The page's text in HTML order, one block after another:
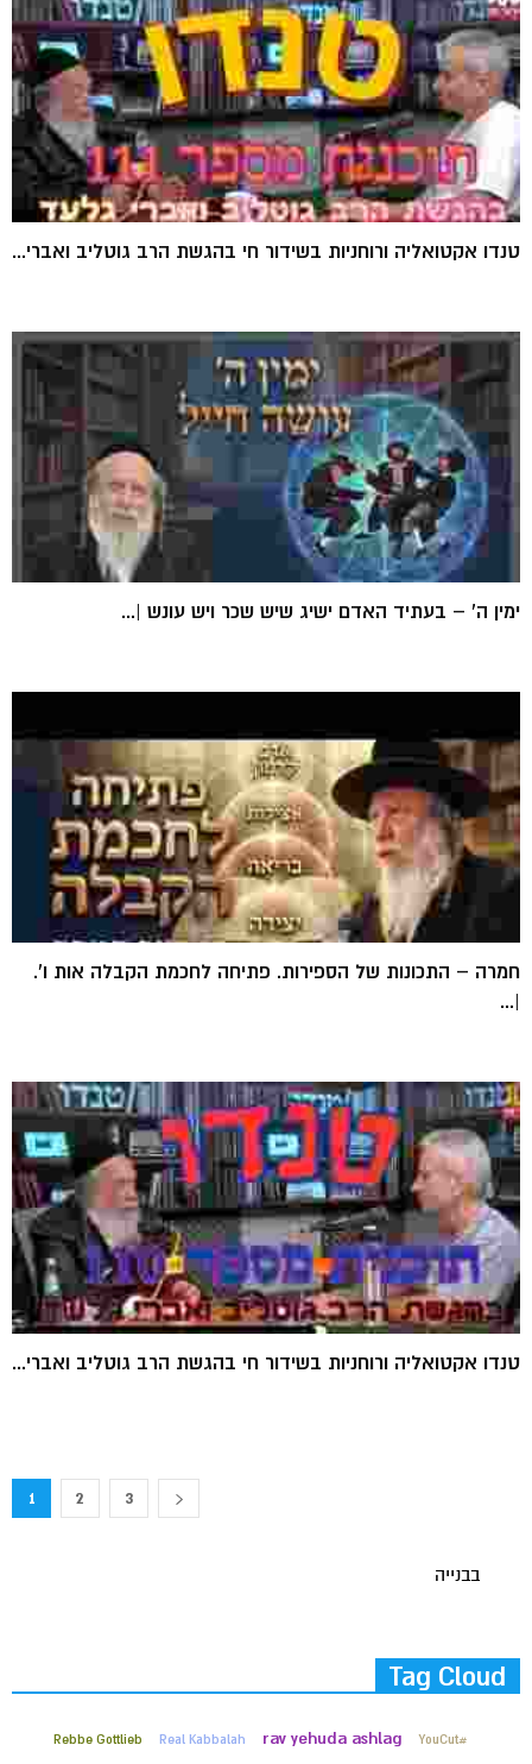
טנדו אקטואליה ורוחניות בשידור חי בהגשת הרב גוטליב ואברי...
ימין ה’ – בעתיד האדם ישיג שיש שכר ויש עונש |...
חמרה – התכונות של הספירות. פתיחה לחכמת הקבלה אות ו'.
|...
טנדו אקטואליה ורוחניות בשידור חי בהגשת הרב גוטליב ואברי...
1 2 3
בבנייה
Tag Cloud
#YouCut
rav yehuda ashlag
Real Kabbalah
Rebbe Gottlieb